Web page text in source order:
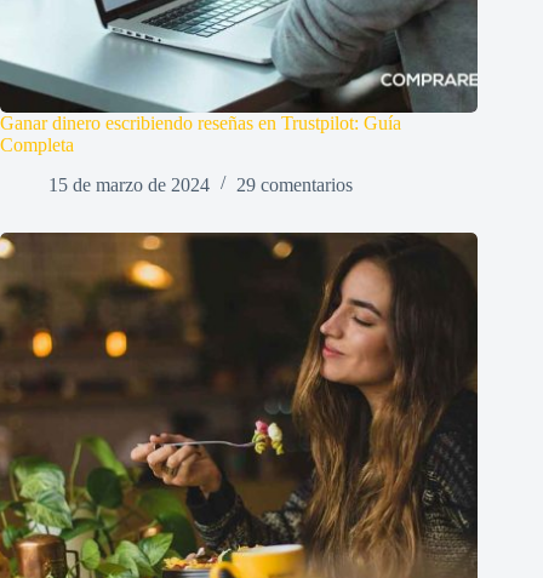
Ganar dinero escribiendo reseñas en Trustpilot: Guía
Completa
15 de marzo de 2024
29 comentarios